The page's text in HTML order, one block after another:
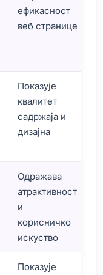
ефикасност
веб странице
Показује
квалитет
садржаја и
дизајна
Одражава
атрактивност
и
корисничко
искуство
Показује